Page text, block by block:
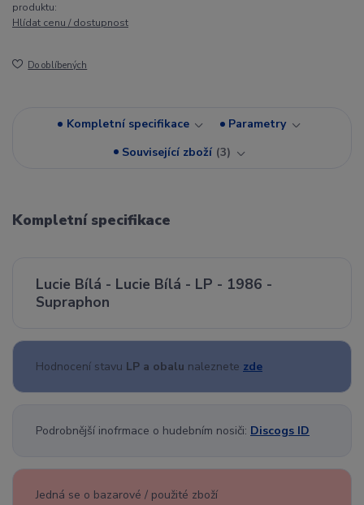
produktu:
Hlídat cenu / dostupnost
Do oblíbených
Kompletní specifikace
Parametry
Související zboží 3
Kompletní specifikace
Lucie Bílá - Lucie Bílá - LP - 1986 -
Supraphon
Hodnocení stavu LP a obalu naleznete zde
Podrobnější inofrmace o hudebním nosiči: Discogs ID
Jedná se o bazarové / použité zboží